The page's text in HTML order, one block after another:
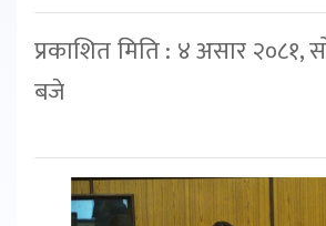
प्रकाशित मिति : ४ असार २०८१,
बजे